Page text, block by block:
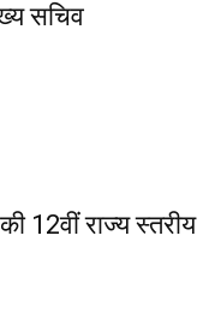
सचिव
12वीं राज्य स्तरीय